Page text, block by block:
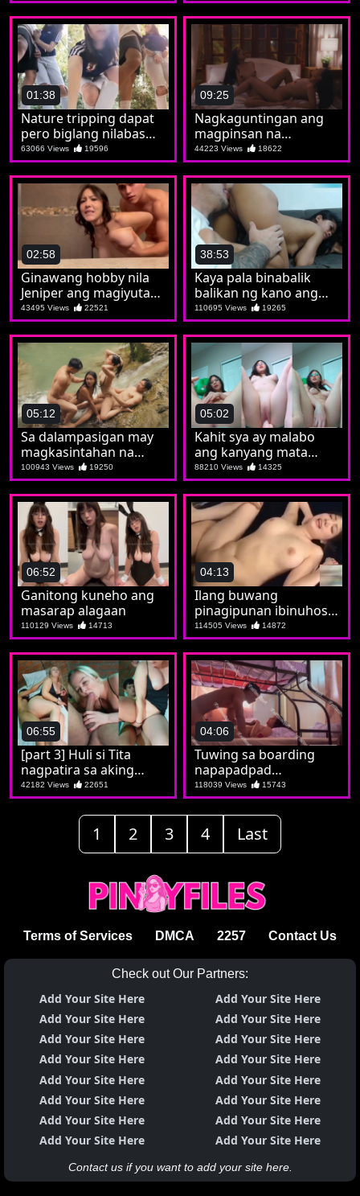
01:38
Nature tripping dapat
pero biglang nilabas
ang burat napasubo
tuloy si Kat
63066 Views 19596
09:25
Nagkaguntingan ang
magpinsan na
parehong iniwanan
44223 Views 18622
02:58
Ginawang hobby nila
Jeniper ang magiyutan
bago magshower
43495 Views 22521
38:53
Kaya pala binabalik
balikan ng kano ang
putahe ni Aiko
110695 Views 19265
05:12
Sa dalampasigan may
magkasintahan na
nagpalitan sa iyutan
100943 Views 19250
05:02
Kahit sya ay malabo
ang kanyang mata
malinaw naman sayo
na sya ay isang puta
88210 Views 14325
06:52
Ganitong kuneho ang
masarap alagaan
110129 Views 14713
04:13
Ilang buwang
pinagipunan ibinuhos
lahat kay Jilian
114505 Views 14872
06:55
[part 3] Huli si Tita
nagpatira sa aking
tropa
42182 Views 22651
04:06
Tuwing sa boarding
napapadpad
nadidiligan si Soledad
118039 Views 15743
1 2 3 4 Last
Terms of Services DMCA 2257 Contact Us
Check out Our Partners:
Add Your Site Here
Add Your Site Here
Add Your Site Here
Add Your Site Here
Add Your Site Here
Add Your Site Here
Add Your Site Here
Add Your Site Here
Add Your Site Here
Add Your Site Here
Add Your Site Here
Add Your Site Here
Add Your Site Here
Add Your Site Here
Add Your Site Here
Add Your Site Here
Contact us if you want to add your site here.